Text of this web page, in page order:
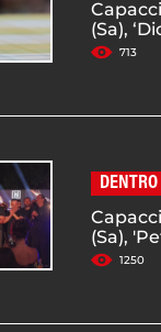
(Sa),
713
(Sa),
1250